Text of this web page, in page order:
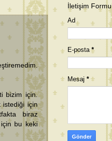
bizim için.
istediği için
biraz
bu keki
İletişim Formu
Ad
E-posta*
Mesaj *